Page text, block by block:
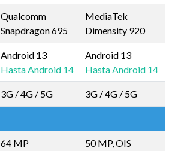
Qualcomm
Snapdragon 695
MediaTek
Dimensity 920
Android 13
Hasta Android 14
Android 13
Hasta Android 14
3G / 4G / 5G 3G / 4G / 5G
64 MP 50 MP, OIS